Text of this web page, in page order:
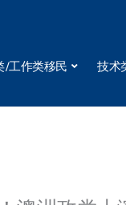
/工作类移民 技术